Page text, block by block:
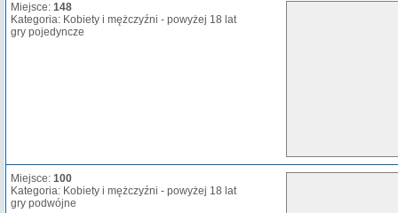
Miejsce: 148
Kategoria: Kobiety i mężczyźni - powyżej 18 lat
gry pojedyncze
Miejsce: 100
Kategoria: Kobiety i mężczyźni - powyżej 18 lat
gry podwójne